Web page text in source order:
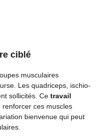
ciblé
musculaires
Les quadriceps, ischio-
sollicités. Ce travail
renforcer ces muscles
bienvenue qui peut